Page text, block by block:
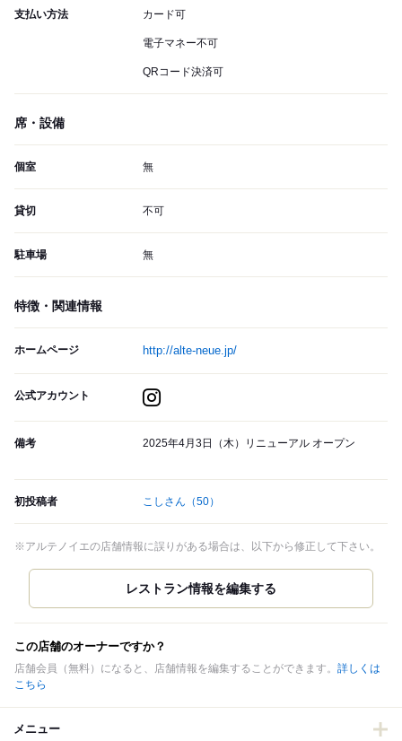
支払い方法 カード可
電子マネー不可
QRコード決済可
席・設備
個室 無
貸切 不可
駐車場 無
特徴・関連情報
ホームページ http://alte-neue.jp/
公式アカウント
備考 2025年4月3日（木）リニューアル オープン
初投稿者 こしさん （50）
※アルテノイエの店舗情報に誤りがある場合は、以下から修正して下さい。
この店舗のオーナーですか？
店舗会員（無料）になると、店舗情報を編集することができます。 詳しくは
こちら
メニュー